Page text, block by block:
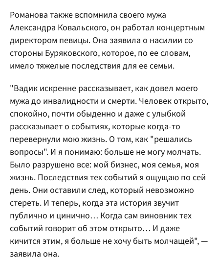
Романова также вспомнила своего мужа
Александра Ковальского, он работал концертным
директором певицы. Она заявила о насилии со
стороны Буряковского, которое, по ее словам,
имело тяжелые последствия для ее семьи.
"Вадик искренне рассказывает, как довел моего
мужа до инвалидности и смерти. Человек открыто,
спокойно, почти обыденно и даже с улыбкой
рассказывает о событиях, которые когда-то
перевернули мою жизнь. О том, как "решались
вопросы". И я понимаю: больше не могу молчать.
Было разрушено все: мой бизнес, моя семья, моя
жизнь. Последствия тех событий я ощущаю по сей
день. Они оставили след, который невозможно
стереть. И теперь, когда эта история звучит
публично и цинично… Когда сам виновник тех
событий говорит об этом открыто… И даже
кичится этим, я больше не хочу быть молчащей", —
заявила она.